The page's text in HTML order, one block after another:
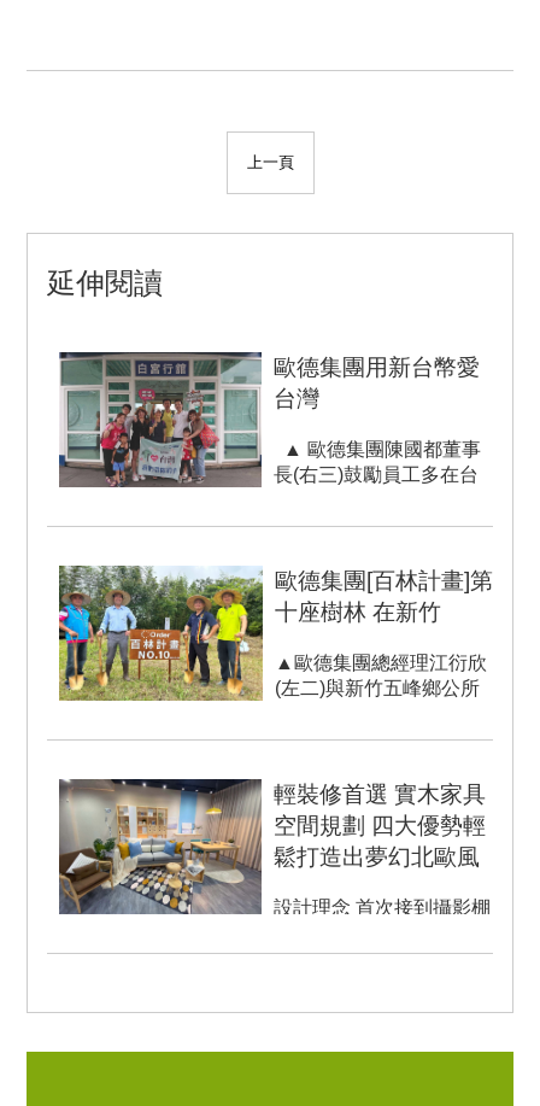
上一頁
延伸閱讀
歐德集團用新台幣愛
台灣
▲ 歐德集團陳國都董事
長(右三)鼓勵員工多在台
在台...
歐德集團[百林計畫]第
十座樹林 在新竹
▲歐德集團總經理江衍欣
(左二)與新竹五峰鄉公所
花園國小校長施新國(左
輕裝修首選 實木家具
空間規劃 四大優勢輕
鬆打造出夢幻北歐風
設計理念 首次接到攝影棚
約五坪，符合現代人對家